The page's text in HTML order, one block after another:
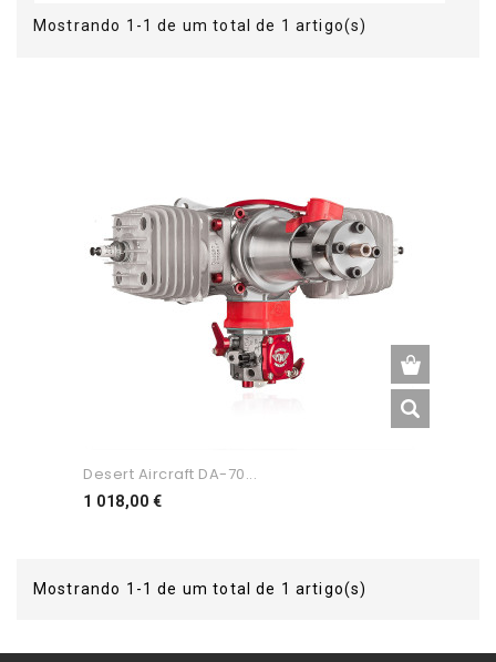
Mostrando 1-1 de um total de 1 artigo(s)
Desert Aircraft DA-70...
1 018,00 €Preço
Mostrando 1-1 de um total de 1 artigo(s)